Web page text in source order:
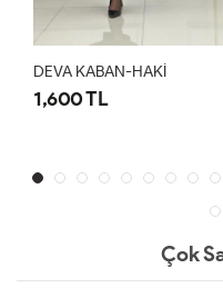
DEVA KABAN-HAKİ
1,600 TL
Çok